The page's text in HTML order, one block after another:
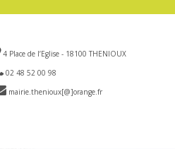
4 Place de l’Eglise - 18100 THENIOUX
02 48 52 00 98
mairie.thenioux[@]orange.fr